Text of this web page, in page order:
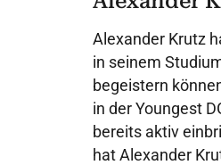
Alexander Krutz
in seinem
begeistern
in der Youngest
bereits aktiv
hat Alexander